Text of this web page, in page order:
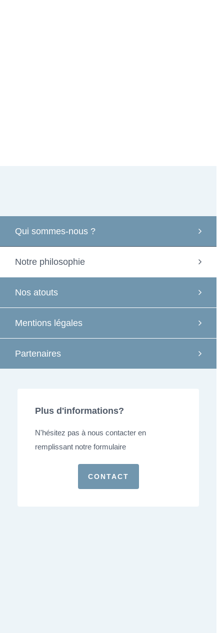
Qui sommes-nous ?
Notre philosophie
Nos atouts
Mentions légales
Partenaires
Plus d'informations?
N'hésitez pas à nous contacter en
remplissant notre formulaire
CONTACT